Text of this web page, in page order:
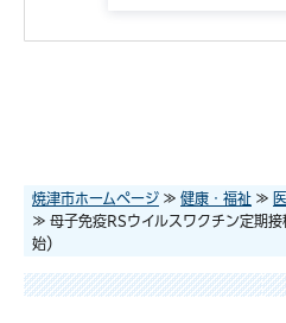
焼津市ホームページ ≫ 健康・福祉 ≫
≫ 母子免疫RSウイルスワクチン定期
始）